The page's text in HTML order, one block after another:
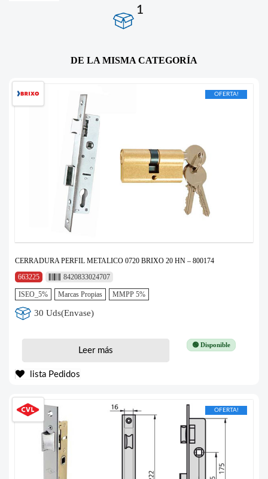
1
DE LA MISMA CATEGORÍA
OFERTA!
CERRADURA PERFIL METALICO 0720 BRIXO 20 HN – 800174
663225
8420833024707
ISEO_5% Marcas Propias MMPP 5%
30 Uds(Envase)
🟢 Disponible
Leer más
lista Pedidos
OFERTA!